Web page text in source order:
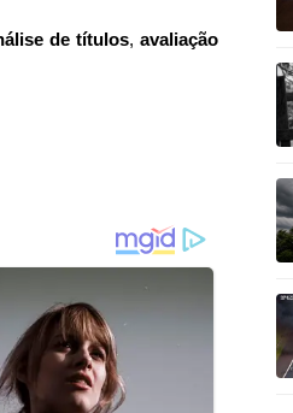
de títulos,avaliação